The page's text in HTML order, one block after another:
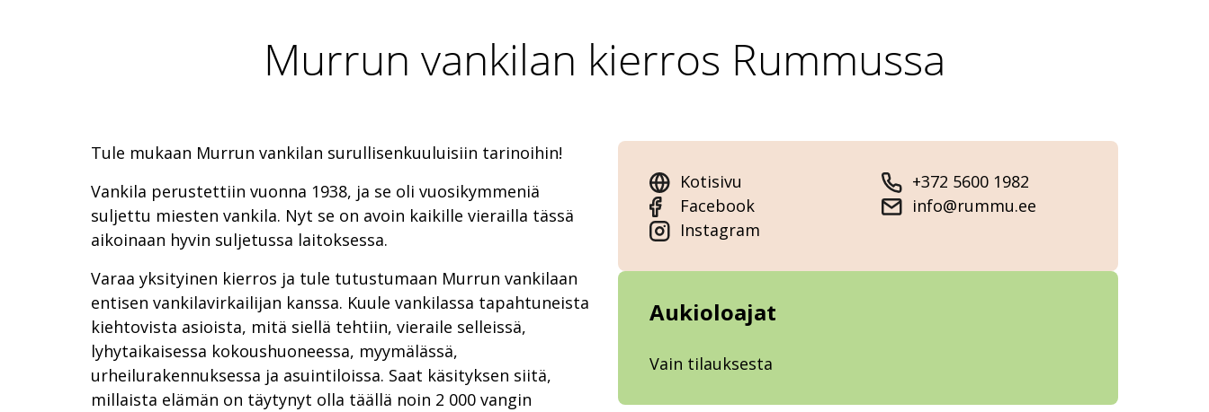
Murrun vankilan kierros Rummussa
Tule mukaan Murrun vankilan surullisenkuuluisiin tarinoihin!
Vankila perustettiin vuonna 1938, ja se oli vuosikymmeniä
suljettu miesten vankila. Nyt se on avoin kaikille vierailla tässä
aikoinaan hyvin suljetussa laitoksessa.
Varaa yksityinen kierros ja tule tutustumaan Murrun vankilaan
entisen vankilavirkailijan kanssa. Kuule vankilassa tapahtuneista
kiehtovista asioista, mitä siellä tehtiin, vieraile selleissä,
lyhytaikaisessa kokoushuoneessa, myymälässä,
urheilurakennuksessa ja asuintiloissa. Saat käsityksen siitä,
millaista elämän on täytynyt olla täällä noin 2 000 vangin
Kotisivu
Facebook
Instagram
+372 5600 1982
info@rummu.ee
Aukioloajat
Vain tilauksesta